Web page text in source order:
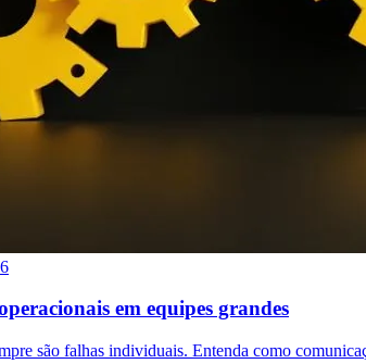
em equipes grandes
são falhas individuais. Entenda como